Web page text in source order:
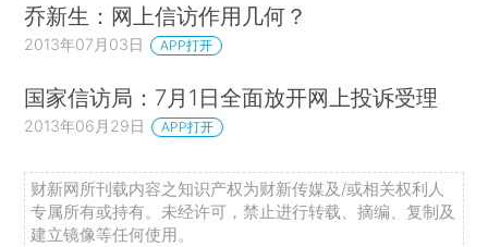
乔新生：网上信访作用几何？
2013年07月03日 APP打开
国家信访局：7月1日全面放开网上投诉受理
2013年06月29日 APP打开
财新网所刊载内容之知识产权为财新传媒及/或相关权利人
专属所有或持有。未经许可，禁止进行转载、摘编、复制及
建立镜像等任何使用。